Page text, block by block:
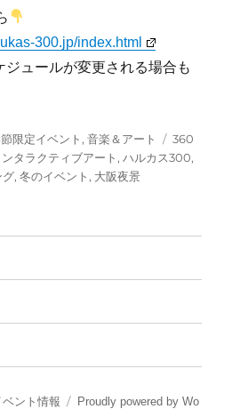
300.jp/index.html
ュールが変更される場合も
限定イベント ,音楽＆アート
タ
グ
360
ンタラクティブアート ,ハルカス300,
グ,冬のイベント , 大阪夜景
ント情報 Proudly powered by Wo